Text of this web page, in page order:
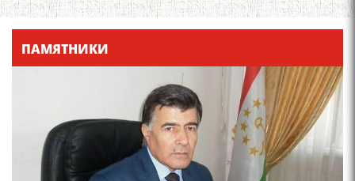
Қадамҷо - Лоҳутӣ
ПАМЯТНИКИ